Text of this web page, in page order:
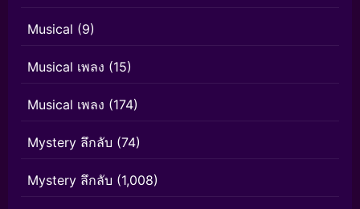
Musical (9)
Musical เพลง (15)
Musical เพลง (174)
Mystery ลึกลับ (74)
Mystery ลึกลับ (1,008)